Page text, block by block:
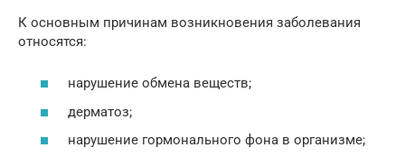
К основным причинам возникновения заболевания
относятся:
нарушение обмена веществ;
дерматоз;
нарушение гормонального фона в организме;